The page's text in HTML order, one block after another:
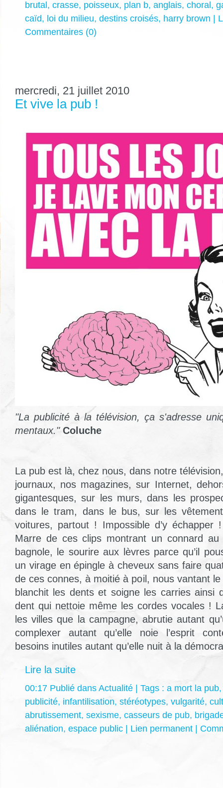
brutal, crasse, poisseux, plan b, anglais, choral,
caïd, loi du milieu, destins croisés, harry brown |
Commentaires (0)
mercredi, 21 juillet 2010
Et vive la pub !
"La publicité à la télévision, ça s'adresse
mentaux." Coluche
La pub est là, chez nous, dans notre
journaux, nos magazines, sur Internet,
gigantesques, sur les murs, dans les
dans le tram, dans le bus, sur les
voitures, partout ! Impossible d’y échapper
Marre de ces clips montrant un connard au
bagnole, le sourire aux lèvres parce qu’il
un virage en épingle à cheveux sans faire
de ces connes, à moitié à poil, nous vantant
blanchit les dents et soigne les carries ainsi
dent qui nettoie même les cordes vocales !
les villes que la campagne, abrutie autant
complexer autant qu’elle noie l’esprit
besoins inutiles autant qu’elle nuit à la
Lire la suite
00:17 Publié dans Actualité | Tags : a mort la pub
publicité, infantilisation, stéréotypes, vulgarité,
abrutissement, sexisme, casseurs de pub,
aliénation, espace public | Lien permanent |